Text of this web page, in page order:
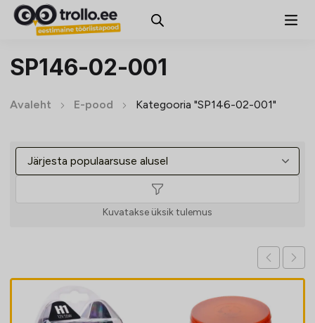
SP146-02-001
Avaleht E-pood Kategooria "SP146-02-001"
Kuvatakse üksik tulemus